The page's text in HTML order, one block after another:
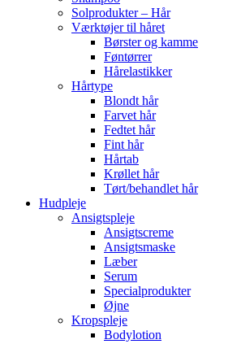
Solprodukter – Hår
Værktøjer til håret
Børster og kamme
Føntørrer
Hårelastikker
Hårtype
Blondt hår
Farvet hår
Fedtet hår
Fint hår
Hårtab
Krøllet hår
Tørt/behandlet hår
Hudpleje
Ansigtspleje
Ansigtscreme
Ansigtsmaske
Læber
Serum
Specialprodukter
Øjne
Kropspleje
Bodylotion